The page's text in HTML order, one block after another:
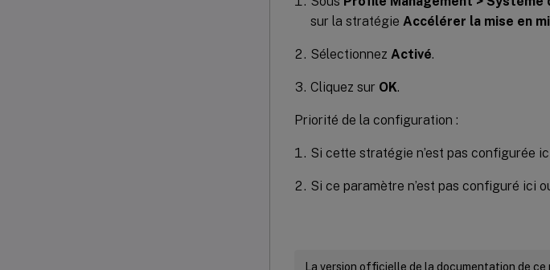
sur la stratégie Accélérer la mise en
Sélectionnez Activé.
Cliquez sur OK.
Priorité de la configuration :
Si cette stratégie n’est pas configurée
Si ce paramètre n’est pas configuré ici
La version officielle de la documentation de